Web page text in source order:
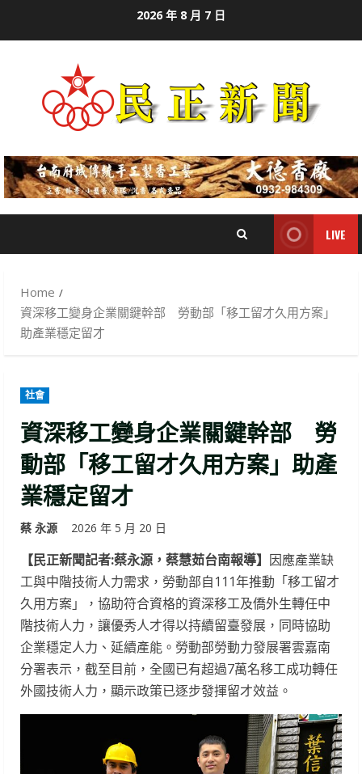
2026 年 8 月 7 日
LIVE
Home
資深移工變身企業關鍵幹部 勞動部「移工留才久用方案」
助產業穩定留才
社會
資深移工變身企業關鍵幹部 勞
動部「移工留才久用方案」助產
業穩定留才
蔡 永源 2026 年 5 月 20 日
【民正新聞記者:蔡永源，蔡慧茹台南報導】 因應產業缺
工與中階技術人力需求，勞動部自111年推動「移工留才
久用方案」，協助符合資格的資深移工及僑外生轉任中
階技術人力，讓優秀人才得以持續留臺發展，同時協助
企業穩定人力、延續產能。勞動部勞動力發展署雲嘉南
分署表示，截至目前，全國已有超過7萬名移工成功轉任
外國技術人力，顯示政策已逐步發揮留才效益。